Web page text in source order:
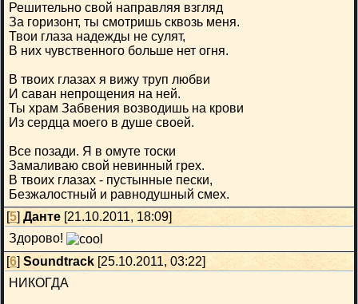
Решительно свой направляя взгляд
За горизонт, ты смотришь сквозь меня.
Твои глаза надежды не сулят,
В них чувственного больше нет огня.
В твоих глазах я вижу труп любви
И саван непрощения на ней.
Ты храм Забвения возводишь на крови
Из сердца моего в душе своей.
Все позади. Я в омуте тоски
Замаливаю свой невинный грех.
В твоих глазах - пустынные пески,
Безжалостный и равнодушный смех.
[5] Данте [21.10.2011, 18:09]
Здорово!
[6] Soundtrack [25.10.2011, 03:22]
НИКОГДА